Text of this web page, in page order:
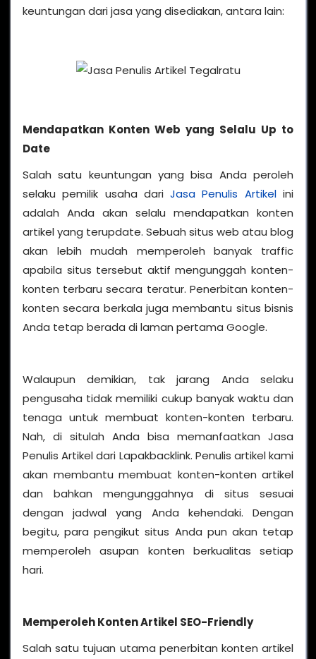
keuntungan dari jasa yang disediakan, antara lain:
Mendapatkan Konten Web yang Selalu Up to
Date
Salah satu keuntungan yang bisa Anda peroleh
selaku pemilik usaha dariJasa Penulis Artikelini
adalah Anda akan selalu mendapatkan konten
artikel yang terupdate. Sebuah situs web atau blog
akan lebih mudah memperoleh banyak traffic
apabila situs tersebut aktif mengunggah konten-
konten terbaru secara teratur. Penerbitan konten-
konten secara berkala juga membantu situs bisnis
Anda tetap berada di laman pertama Google.
Walaupun demikian, tak jarang Anda selaku
pengusaha tidak memiliki cukup banyak waktu dan
tenaga untuk membuat konten-konten terbaru.
Nah, di situlah Anda bisa memanfaatkan Jasa
Penulis Artikel dari Lapakbacklink. Penulis artikel kami
akan membantu membuat konten-konten artikel
dan bahkan mengunggahnya di situs sesuai
dengan jadwal yang Anda kehendaki. Dengan
begitu, para pengikut situs Anda pun akan tetap
memperoleh asupan konten berkualitas setiap
hari.
Memperoleh Konten Artikel SEO-Friendly
Salah satu tujuan utama penerbitan konten artikel